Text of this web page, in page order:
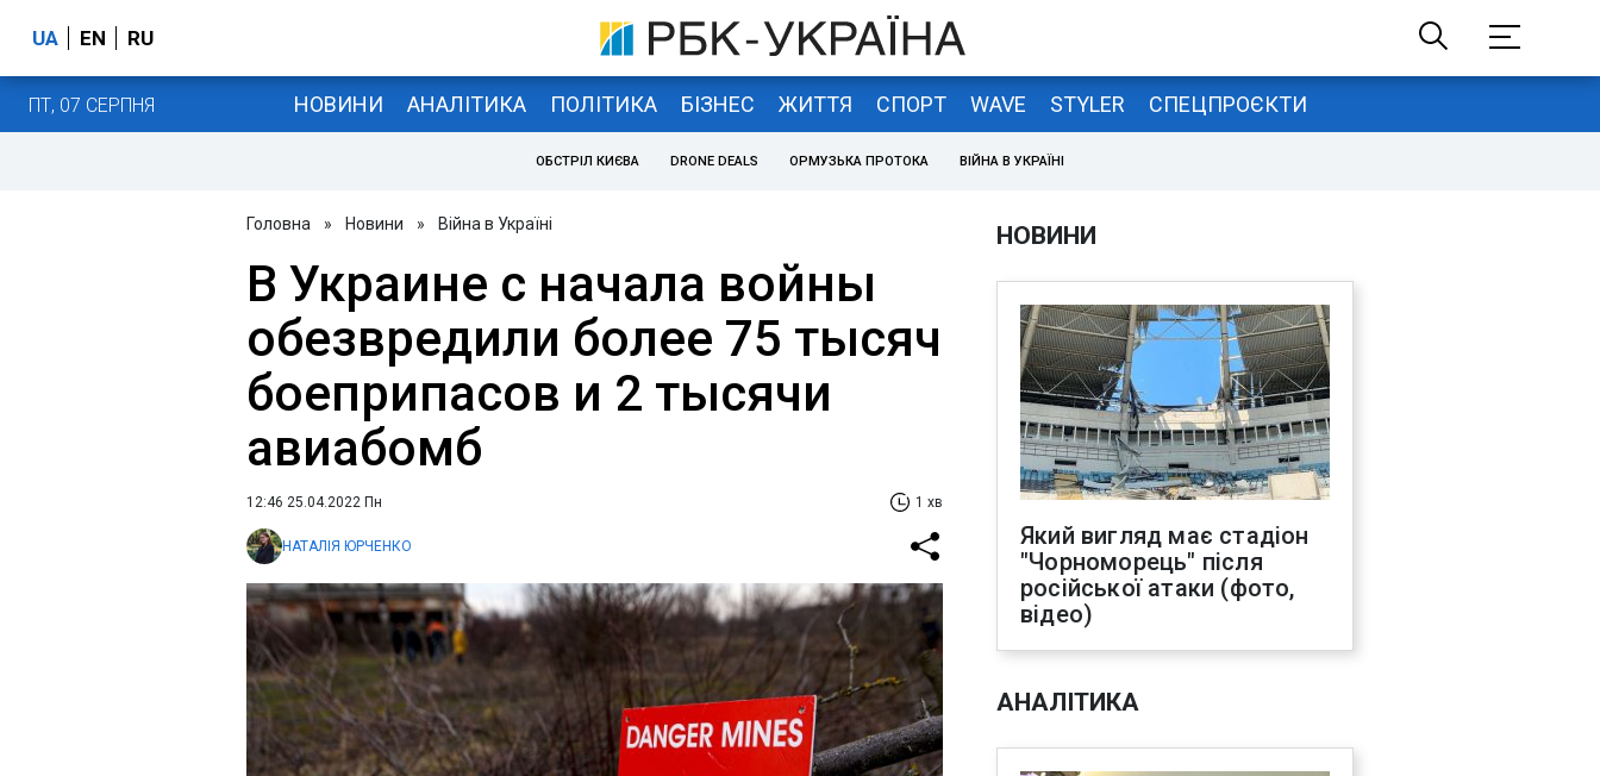
UA EN RU
ПТ, 07 СЕРПНЯ НОВИНИ АНАЛІТИКА ПОЛІТИКА БІЗНЕС ЖИТТЯ СПОРТ WAVE STYLER СПЕЦПРОЄКТИ
ОБСТРІЛ КИЄВА DRONE DEALS ОРМУЗЬКА ПРОТОКА ВІЙНА В УКРАЇНІ
Головна » Новини » Війна в Україні
В Украине с начала войны
обезвредили более 75 тысяч
боеприпасов и 2 тысячи
авиабомб
12:46 25.04.2022 Пн 1 хв
НАТАЛІЯ ЮРЧЕНКО
НОВИНИ
Який вигляд має стадіон
"Чорноморець" після
російської атаки (фото,
відео)
АНАЛІТИКА